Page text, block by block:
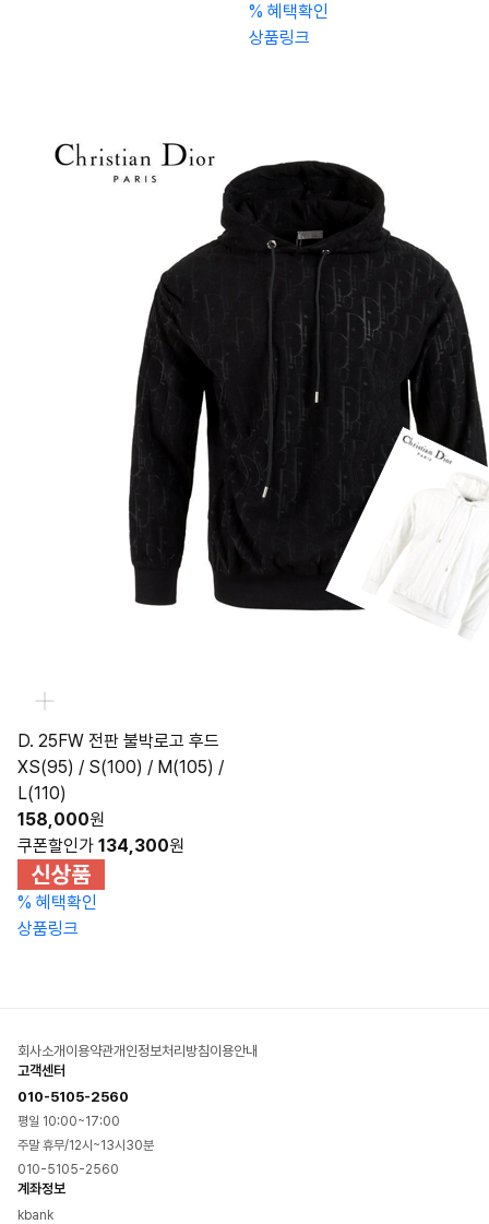
% 혜택확인
상품링크
D. 25FW 전판 불박로고 후드
XS(95) / S(100) / M(105) /
L(110)
158,000원
쿠폰할인가 134,300원
% 혜택확인
상품링크
회사소개 이용약관개인정보처리방침이용안내
고객센터
010-5105-2560
평일 10:00~17:00
주말 휴무/12시~13시30분
010-5105-2560
계좌정보
kbank